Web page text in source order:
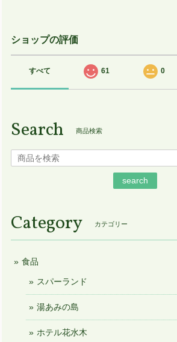
ショップの評価
すべて 61 0
Search 商品検索
search
Category カテゴリー
食品
スパーランド
湯あみの島
ホテル花水木